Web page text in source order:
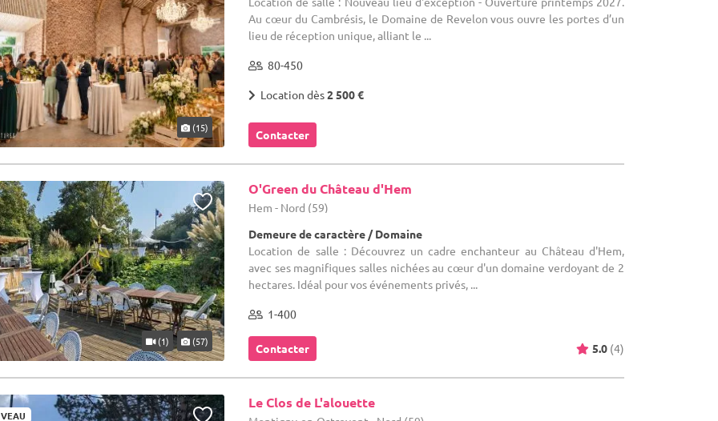
(15)
Au cœur du Cambrésis, le Domaine de Revelon vous ouvre les portes d’un
lieu de réception unique, alliant le ...
80-450
Location dès2 500 €
Contacter
(1) (57)
O'Green du Château d'Hem
Hem - Nord (59)
Demeure de caractère / Domaine
Location de salle : Découvrez un cadre enchanteur au Château d'Hem,
avec ses magnifiques salles nichées au cœur d'un domaine verdoyant de 2
hectares. Idéal pour vos événements privés, ...
1-400
Contacter 5.0 (4)
Le Clos de L'alouette